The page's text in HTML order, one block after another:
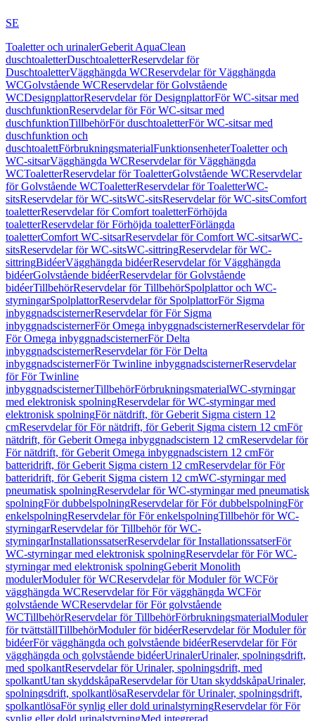
SE
Toaletter och urinalerGeberit AquaClean
duschtoaletterDuschtoaletterReservdelar för
DuschtoaletterVägghängda WCReservdelar för Vägghängda
WCGolvstående WCReservdelar för Golvstående
WCDesignplattorReservdelar för DesignplattorFör WC-sitsar med
duschfunktionReservdelar för För WC-sitsar med
duschfunktionTillbehörFör duschtoaletterFör WC-sitsar med
duschfunktion och
duschtoalettFörbrukningsmaterialFunktionsenheterToaletter och
WC-sitsarVägghängda WCReservdelar för Vägghängda
WCToaletterReservdelar för ToaletterGolvstående WCReservdelar
för Golvstående WCToaletterReservdelar för ToaletterWC-
sitsReservdelar för WC-sitsWC-sitsReservdelar för WC-sitsComfort
toaletterReservdelar för Comfort toaletterFörhöjda
toaletterReservdelar för Förhöjda toaletterFörlängda
toaletterComfort WC-sitsarReservdelar för Comfort WC-sitsarWC-
sitsReservdelar för WC-sitsWC-sittringReservdelar för WC-
sittringBidéerVägghängda bidéerReservdelar för Vägghängda
bidéerGolvstående bidéerReservdelar för Golvstående
bidéerTillbehörReservdelar för TillbehörSpolplattor och WC-
styrningarSpolplattorReservdelar för SpolplattorFör Sigma
inbyggnadscisternerReservdelar för För Sigma
inbyggnadscisternerFör Omega inbyggnadscisternerReservdelar för
För Omega inbyggnadscisternerFör Delta
inbyggnadscisternerReservdelar för För Delta
inbyggnadscisternerFör Twinline inbyggnadscisternerReservdelar
för För Twinline
inbyggnadscisternerTillbehörFörbrukningsmaterialWC-styrningar
med elektronisk spolningReservdelar för WC-styrningar med
elektronisk spolningFör nätdrift, för Geberit Sigma cistern 12
cmReservdelar för För nätdrift, för Geberit Sigma cistern 12 cmFör
nätdrift, för Geberit Omega inbyggnadscistern 12 cmReservdelar för
För nätdrift, för Geberit Omega inbyggnadscistern 12 cmFör
batteridrift, för Geberit Sigma cistern 12 cmReservdelar för För
batteridrift, för Geberit Sigma cistern 12 cmWC-styrningar med
pneumatisk spolningReservdelar för WC-styrningar med pneumatisk
spolningFör dubbelspolningReservdelar för För dubbelspolningFör
enkelspolningReservdelar för För enkelspolningTillbehör för WC-
styrningarReservdelar för Tillbehör för WC-
styrningarInstallationssatserReservdelar för InstallationssatserFör
WC-styrningar med elektronisk spolningReservdelar för För WC-
styrningar med elektronisk spolningGeberit Monolith
modulerModuler för WCReservdelar för Moduler för WCFör
vägghängda WCReservdelar för För vägghängda WCFör
golvstående WCReservdelar för För golvstående
WCTillbehörReservdelar för TillbehörFörbrukningsmaterialModuler
för tvättställTillbehörModuler för bidéerReservdelar för Moduler för
bidéerFör vägghängda och golvstående bidéerReservdelar för För
vägghängda och golvstående bidéerUrinalerUrinaler, spolningsdrift,
med spolkantReservdelar för Urinaler, spolningsdrift, med
spolkantUtan skyddskåpaReservdelar för Utan skyddskåpaUrinaler,
spolningsdrift, spolkantlösaReservdelar för Urinaler, spolningsdrift,
spolkantlösaFör synlig eller dold urinalstyrningReservdelar för För
synlig eller dold urinalstyrningMed integrerad